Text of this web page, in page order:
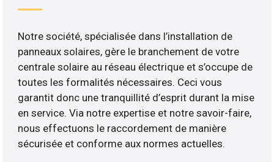
Notre société, spécialisée dans l’installation de
panneaux solaires, gère le branchement de votre
centrale solaire au réseau électrique et s’occupe de
toutes les formalités nécessaires. Ceci vous
garantit donc une tranquillité d’esprit durant la mise
en service. Via notre expertise et notre savoir-faire,
nous effectuons le raccordement de manière
sécurisée et conforme aux normes actuelles.